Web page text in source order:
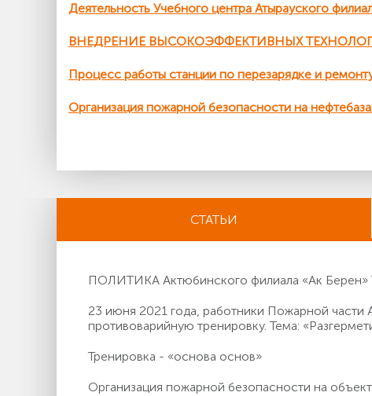
Деятельность Учебного центра Атырауского
ВНЕДРЕНИЕ ВЫСОКОЭФФЕКТИВНЫХ
Процесс работы станции по перезарядке и
Организация пожарной безопасности на
СТАТЬИ
ПОЛИТИКА Актюбинского филиала «Ак
23 июня 2021 года, работники Пожарной
противоварийную тренировку. Тема:
Тренировка - «основа основ»
Организация пожарной безопасности на